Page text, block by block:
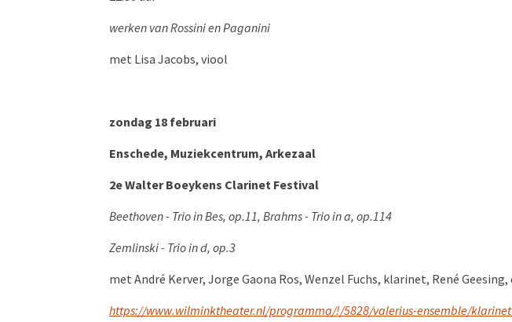
werken van Rossini en Paganini
met Lisa Jacobs, viool
zondag 18 februari
Enschede, Muziekcentrum, Arkezaal
2e Walter Boeykens Clarinet Festival
Beethoven - Trio in Bes, op.11, Brahms - Trio in a, op.114
Zemlinski - Trio in d, op.3
met André Kerver, Jorge Gaona Ros, Wenzel Fuchs, klarinet, René
https://www.wilminktheater.nl/programma/!/5828/valerius-ensemble/